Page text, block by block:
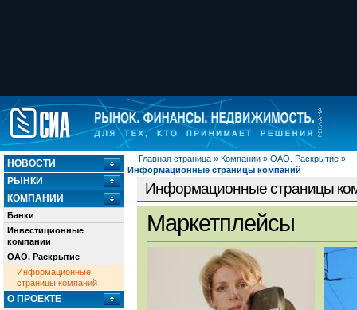
Главная страница » Компании » ОАО. Раскрытие »
Информационные страницы компаний
НОВОСТИ
РЫНКИ
КОМПАНИИ
Банки
Инвестиционные
компании
ОАО. Раскрытие
Информационные
страницы компаний
О ПРОЕКТЕ
Информационные страницы
Маркетплейсы